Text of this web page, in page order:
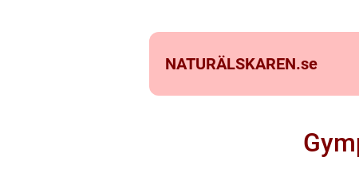
NATURÄLSKAREN.se